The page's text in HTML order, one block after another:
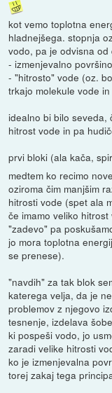
kot vemo toplotna
hladnejšega. stopnja
vodo, pa je odvisna
- izmenjevalno
- "hitrosto" vode (oz.
trkajo molekule vode
idealno bi bilo seveda,
hitrost vode in pa
prvi bloki (ala kača,
medtem ko recimo
oziroma čim manjšim
hitrosti vode (spet ala
če imamo veliko
"zadevo" pa
jo mora toplotna
se prenese).
"navdih" za tak blok
katerega velja, da je
problemov z njegovo
tesnenje, izdelava
ki pospeši vodo, jo
zaradi velike hitrosti
ko je izmenjevalna
torej zakaj tega